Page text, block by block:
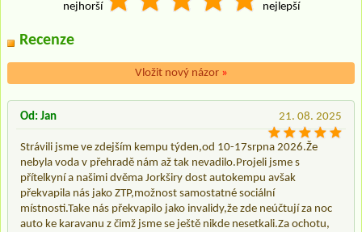
nejhorší nejlepší
Recenze
Vložit nový názor »
21. 08. 2025
Od: Jan
Strávili jsme ve zdejším kempu týden,od 10-17srpna 2026.Že
nebyla voda v přehradě nám až tak nevadilo.Projeli jsme s
přítelkyní a našimi dvěma Jorkširy dost autokempu avšak
překvapila nás jako ZTP,možnost samostatné sociální
místnosti.Take nás překvapilo jako invalidy,že zde neúčtují za noc
auto ke karavanu z čimž jsme se ještě nikde nesetkali.Za ochotu,